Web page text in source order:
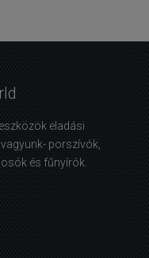
eladási
porszívók,
és fűnyírók.